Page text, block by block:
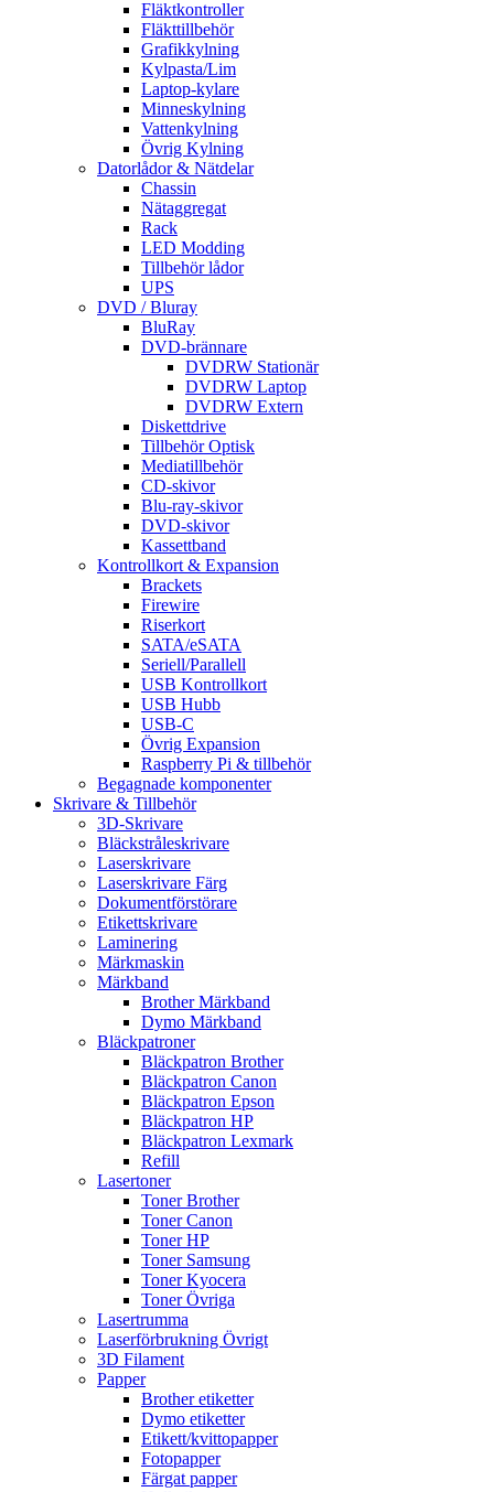
Fläktkontroller
Fläkttillbehör
Grafikkylning
Kylpasta/Lim
Laptop-kylare
Minneskylning
Vattenkylning
Övrig Kylning
Datorlådor & Nätdelar
Chassin
Nätaggregat
Rack
LED Modding
Tillbehör lådor
UPS
DVD / Bluray
BluRay
DVD-brännare
DVDRW Stationär
DVDRW Laptop
DVDRW Extern
Diskettdrive
Tillbehör Optisk
Mediatillbehör
CD-skivor
Blu-ray-skivor
DVD-skivor
Kassettband
Kontrollkort & Expansion
Brackets
Firewire
Riserkort
SATA/eSATA
Seriell/Parallell
USB Kontrollkort
USB Hubb
USB-C
Övrig Expansion
Raspberry Pi & tillbehör
Begagnade komponenter
Skrivare & Tillbehör
3D-Skrivare
Bläckstråleskrivare
Laserskrivare
Laserskrivare Färg
Dokumentförstörare
Etikettskrivare
Laminering
Märkmaskin
Märkband
Brother Märkband
Dymo Märkband
Bläckpatroner
Bläckpatron Brother
Bläckpatron Canon
Bläckpatron Epson
Bläckpatron HP
Bläckpatron Lexmark
Refill
Lasertoner
Toner Brother
Toner Canon
Toner HP
Toner Samsung
Toner Kyocera
Toner Övriga
Lasertrumma
Laserförbrukning Övrigt
3D Filament
Papper
Brother etiketter
Dymo etiketter
Etikett/kvittopapper
Fotopapper
Färgat papper